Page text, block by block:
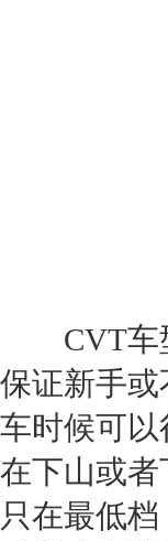
CVT车型
保证新手
车时候可
在下山或
只在最低